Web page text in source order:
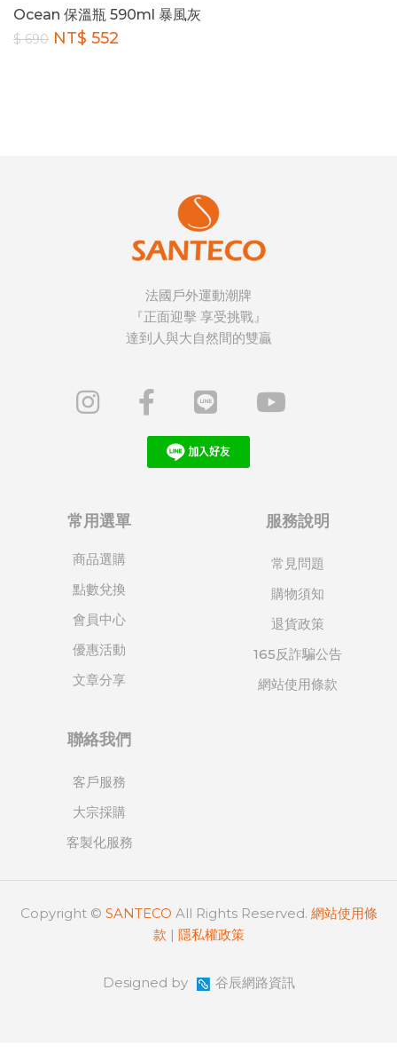
Ocean 保溫瓶 590ml 暴風灰
$ 690 NT$ 552
法國戶外運動潮牌
『正面迎擊 享受挑戰』
達到人與大自然間的雙贏
常用選單
商品選購
點數兌換
會員中心
優惠活動
文章分享
服務說明
常見問題
購物須知
退貨政策
165反詐騙公告
網站使用條款
聯絡我們
客戶服務
大宗採購
客製化服務
Copyright © SANTECO All Rights Reserved. 網站使用條
款 | 隱私權政策
Designed by 谷辰網路資訊